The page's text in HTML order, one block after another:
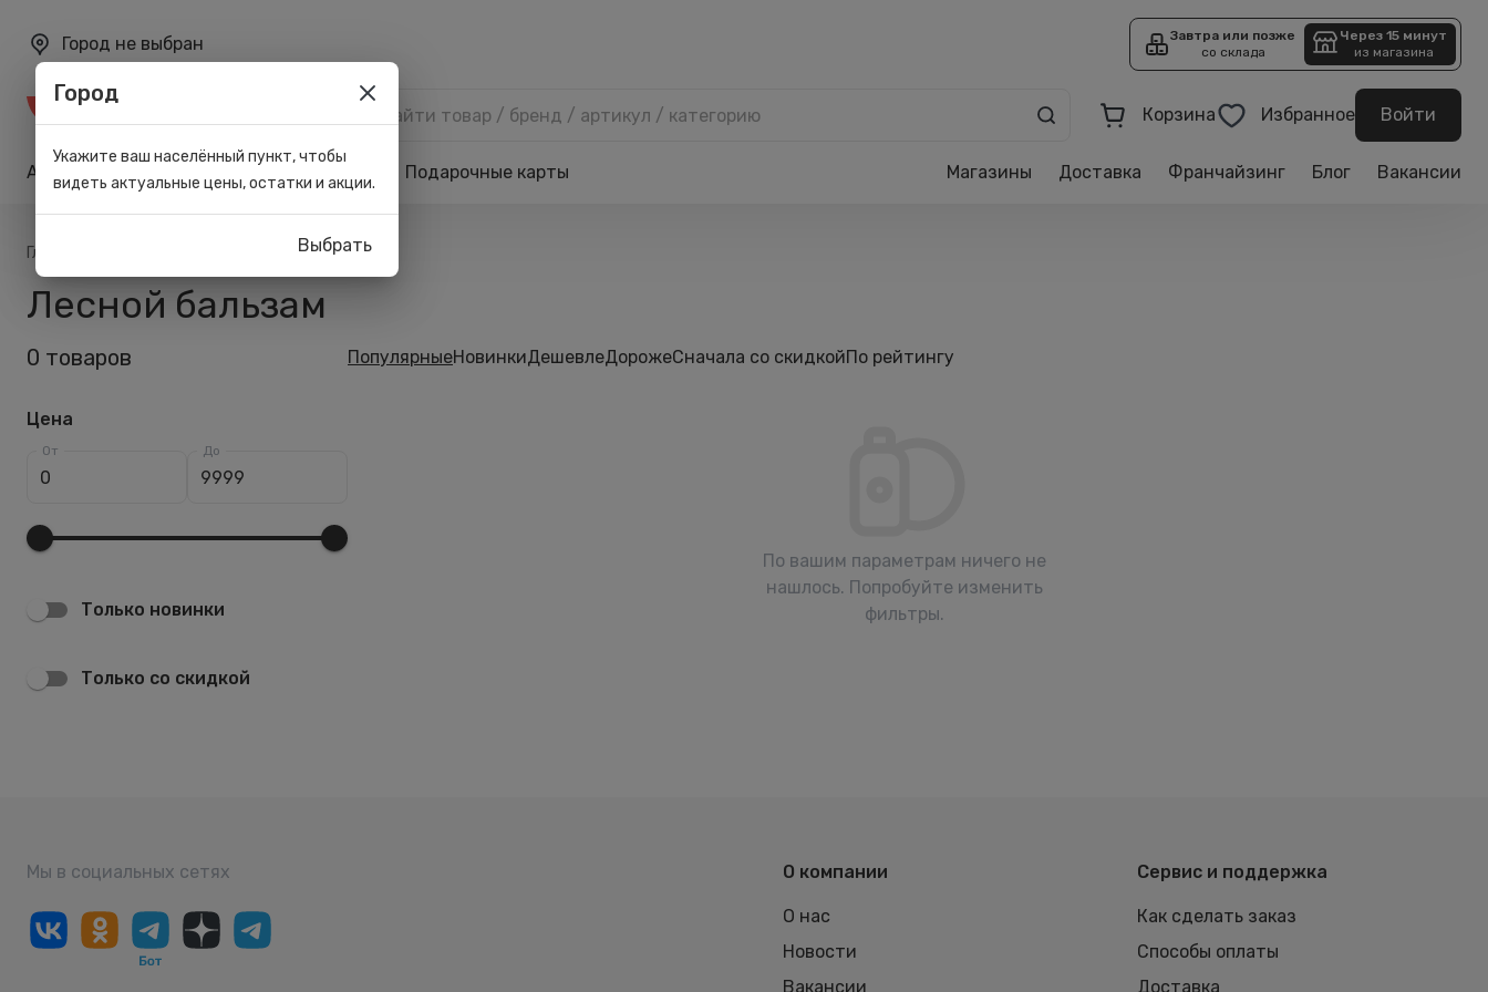
Город не выбран
Завтра или позже
со склада
Через 15 минут
из магазина
Корзина Избранное Войти
Акции Карта лояльности Подарочные карты Магазины Доставка Франчайзинг Блог Вакансии
Главная Лесной бальзам
Лесной бальзам
0 товаров
Цена
От До
Только новинки
Только со скидкой
ПопулярныеНовинкиДешевлеДорожеСначала со скидкойПо рейтингу
По вашим параметрам ничего не
нашлось. Попробуйте изменить
фильтры.
Мы в социальных сетях О компании
О нас
Новости
Вакансии
Сервис и поддержка
Как сделать заказ
Способы оплаты
Доставка
Город
Укажите ваш населённый пункт, чтобы
видеть актуальные цены, остатки и акции.
Выбрать